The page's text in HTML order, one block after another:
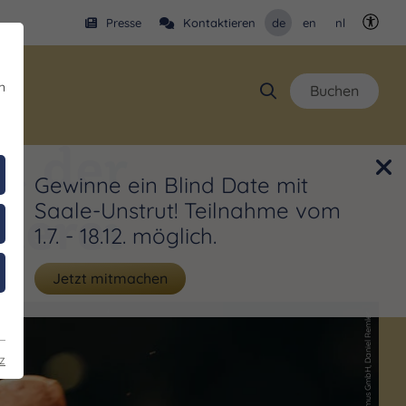
Presse Kontaktieren de en nl
Buchen
Gewinne ein Blind Date mit
Saale-Unstrut! Teilnahme vom
1.7. - 18.12. möglich.
Jetzt mitmachen
der